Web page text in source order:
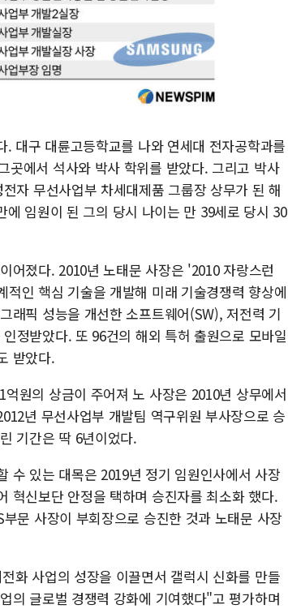
대구 대륜고등학교를 나와 연세대 전자공학과를
곳에서 석사와 박사 학위를 받았다. 그리고 박사
자 무선사업부 차세대제품 그룹장 상무가 된 해
임원이 된 그의 당시 나이는 만 39세로 당시 30
어졌다. 2010년 노태문 사장은 '2010 자랑스런
인 핵심 기술을 개발해 미래 기술경쟁력 향상에
래픽 성능을 개선한 소프트웨어(SW), 저전력 기
정받았다. 또 96건의 해외 특허 출원으로 모바일
받았다.
원의 상금이 주어져 노 사장은 2010년 상무에서
년 무선사업부 개발팀 역구위원 부사장으로 승
기간은 딱 6년이었다.
수 있는 대목은 2019년 정기 임원인사에서 사장
혁신보단 안정을 택하며 승진자를 최소화 했다.
문 사장이 부회장으로 승진한 것과 노태문 사장
화 사업의 성장을 이끌면서 갤럭시 신화를 만들
의 글로벌 경쟁력 강화에 기여했다"고 평가하며